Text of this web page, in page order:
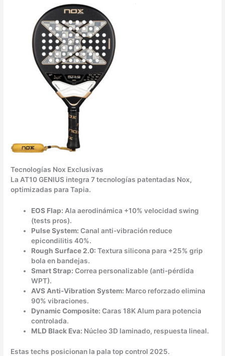
Tecnologías Nox Exclusivas
La AT10 GENIUS integra 7 tecnologías patentadas Nox,
optimizadas para Tapia.
EOS Flap: Ala aerodinámica +10% velocidad swing
(tests pros).
Pulse System: Canal anti-vibración reduce
epicondilitis 40%.
Rough Surface 2.0: Textura silicona para +25% grip
bola en bandejas.
Smart Strap: Correa personalizable (anti-pérdida
WPT).
AVS Anti-Vibration System: Marco reforzado elimina
90% vibraciones.
Dynamic Composite: Caras 18K Alum para potencia
controlada.
MLD Black Eva: Núcleo 3D laminado, respuesta lineal.
Estas techs posicionan la pala top control 2025.